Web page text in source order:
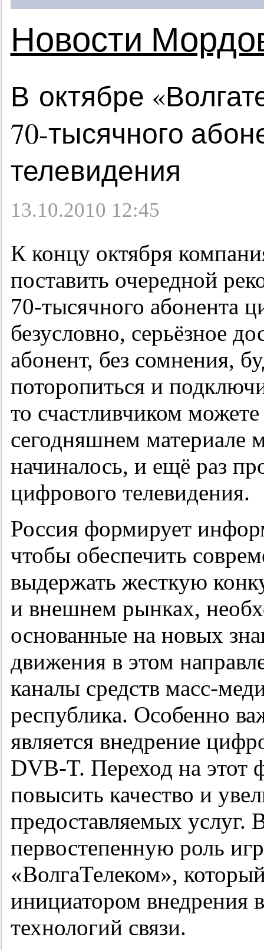
Новости
В октябре
70-тысячного
телевидения
13.10.2010 12:45
К концу октября
поставить очередной
70-тысячного абонента
безусловно, серьёзное
абонент, без сомнения,
поторопиться и
то счастливчиком
сегодняшнем материале
начиналось, и ещё раз
цифрового телевидения.
Россия формирует
чтобы обеспечить
выдержать жесткую
и внешнем рынках,
основанные на новых
движения в этом
каналы средств масс-
республика. Особенно
является внедрение
DVB-T. Переход на этот
повысить качество и
предоставляемых услуг.
первостепенную роль
«ВолгаТелеком»,
инициатором внедрения
технологий связи.